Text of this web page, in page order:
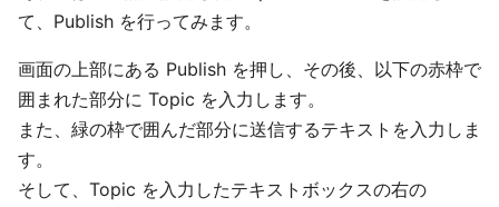
て、Publish を行ってみます。
画面の上部にある Publish を押し、その後、以下の赤枠で
囲まれた部分に Topic を入力します。
また、緑の枠で囲んだ部分に送信するテキストを入力しま
す。
そして、Topic を入力したテキストボックスの右の